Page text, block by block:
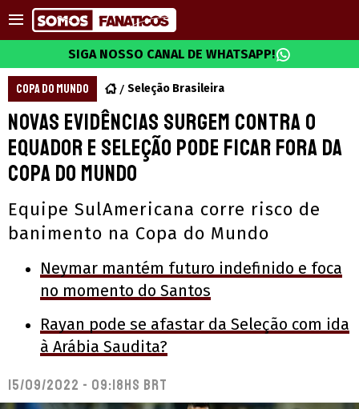
SIGA NOSSO CANAL DE WHATSAPP!
COPA DO MUNDO Seleção Brasileira
Novas evidências surgem contra o
Equador e seleção pode ficar fora da
Copa do Mundo
Equipe SulAmericana corre risco de
banimento na Copa do Mundo
Neymar mantém futuro indefinido e foca
no momento do Santos
Rayan pode se afastar da Seleção com ida
à Arábia Saudita?
15/09/2022 - 09:18hs BRT